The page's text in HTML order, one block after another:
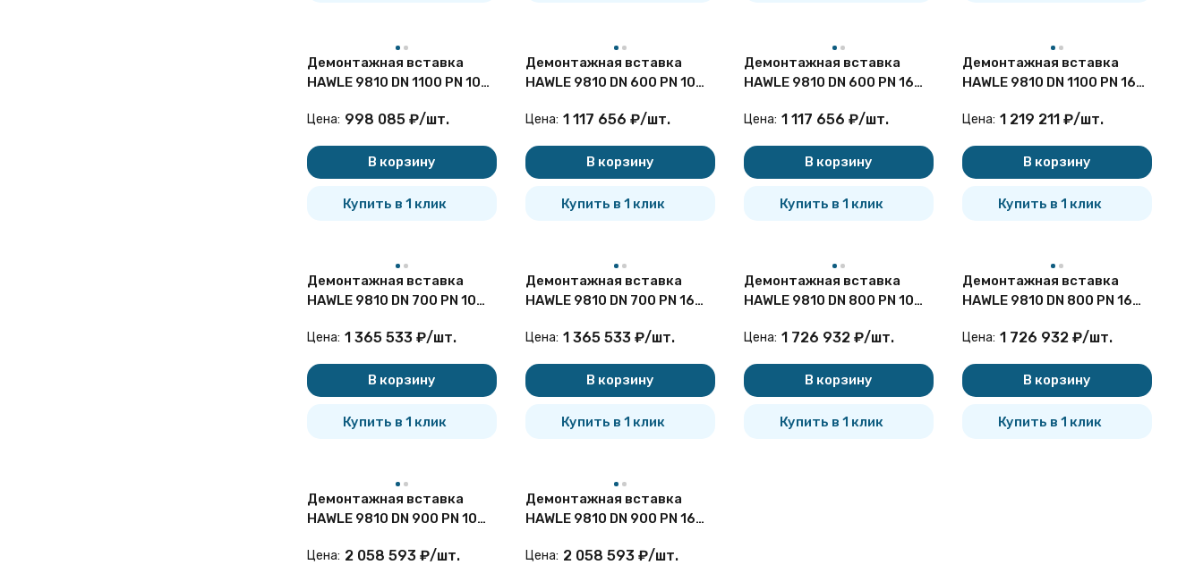
Демонтажная вставка
HAWLE 9810 DN 1100 PN 10
Цена: 998 085 ₽/шт.
В корзину
Купить в 1 клик
Демонтажная вставка
HAWLE 9810 DN 600 PN 10
Цена: 1 117 656 ₽/шт.
В корзину
Купить в 1 клик
Демонтажная вставка
HAWLE 9810 DN 600 PN 16
Цена: 1 117 656 ₽/шт.
В корзину
Купить в 1 клик
Демонтажная вставка
HAWLE 9810 DN 1100 PN 16
Цена: 1 219 211 ₽/шт.
В корзину
Купить в 1 клик
Демонтажная вставка
HAWLE 9810 DN 700 PN 10
Цена: 1 365 533 ₽/шт.
В корзину
Купить в 1 клик
Демонтажная вставка
HAWLE 9810 DN 700 PN 16
Цена: 1 365 533 ₽/шт.
В корзину
Купить в 1 клик
Демонтажная вставка
HAWLE 9810 DN 800 PN 10
Цена: 1 726 932 ₽/шт.
В корзину
Купить в 1 клик
Демонтажная вставка
HAWLE 9810 DN 800 PN 16
Цена: 1 726 932 ₽/шт.
В корзину
Купить в 1 клик
Демонтажная вставка
HAWLE 9810 DN 900 PN 10
Цена: 2 058 593 ₽/шт.
Демонтажная вставка
HAWLE 9810 DN 900 PN 16
Цена: 2 058 593 ₽/шт.